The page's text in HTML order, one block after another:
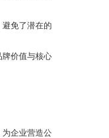
免了潜在的
牌价值与核心
企业营造公